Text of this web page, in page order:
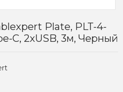
Plate, PLT-4-
C, 2хUSB, 3м, Черный